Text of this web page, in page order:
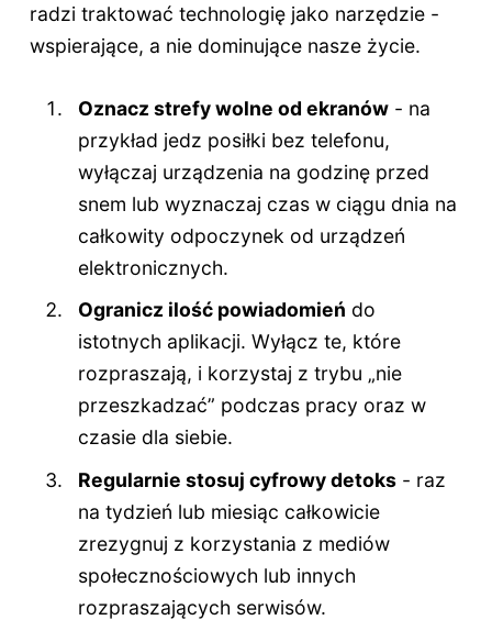
radzi traktować technologię jako narzędzie -
wspierające, a nie dominujące nasze życie.
Oznacz strefy wolne od ekranów - na
przykład jedz posiłki bez telefonu,
wyłączaj urządzenia na godzinę przed
snem lub wyznaczaj czas w ciągu dnia na
całkowity odpoczynek od urządzeń
elektronicznych.
Ogranicz ilość powiadomień do
istotnych aplikacji. Wyłącz te, które
rozpraszają, i korzystaj z trybu „nie
przeszkadzać” podczas pracy oraz w
czasie dla siebie.
Regularnie stosuj cyfrowy detoks - raz
na tydzień lub miesiąc całkowicie
zrezygnuj z korzystania z mediów
społecznościowych lub innych
rozpraszających serwisów.